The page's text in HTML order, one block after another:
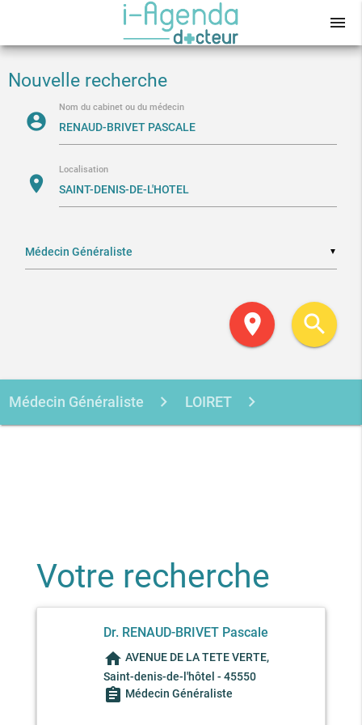
menu
Nouvelle recherche
account_circle
Nom du cabinet ou du médecin
location_on
Localisation
▼
location_on search
Médecin Généraliste LOIRET
Votre recherche
Dr. RENAUD-BRIVET Pascale
home AVENUE DE LA TETE VERTE,
Saint-denis-de-l'hôtel - 45550
assignment Médecin Généraliste